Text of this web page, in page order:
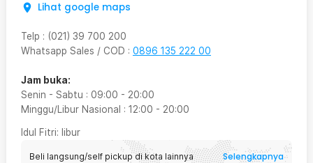
Lihat google maps
Telp : (021) 39 700 200
Whatsapp Sales / COD : 0896 135 222 00
Jam buka:
Senin - Sabtu : 09:00 - 20:00
Minggu/Libur Nasional : 12:00 - 20:00
Idul Fitri: libur
Beli langsung/self pickup di kota lainnya Selengkapnya